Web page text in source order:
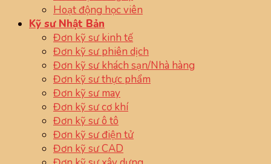
Hoạt động học viên
Kỹ sư Nhật Bản
Đơn kỹ sư kinh tế
Đơn kỹ sư phiên dịch
Đơn kỹ sư khách sạn/Nhà hàng
Đơn kỹ sư thực phẩm
Đơn kỹ sư may
Đơn kỹ sư cơ khí
Đơn kỹ sư ô tô
Đơn kỹ sư điện tử
Đơn kỹ sư CAD